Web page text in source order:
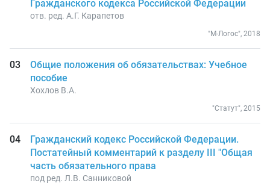
Гражданского кодекса Российской Федерации
отв. ред. А.Г. Карапетов
"М-Логос", 2018
Общие положения об обязательствах: Учебное
пособие
Хохлов В.А.
"Статут", 2015
Гражданский кодекс Российской Федерации.
Постатейный комментарий к разделу III "Общая
часть обязательного права
под ред. Л.В. Санниковой